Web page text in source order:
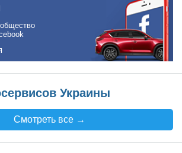
Украины
Смотреть все →